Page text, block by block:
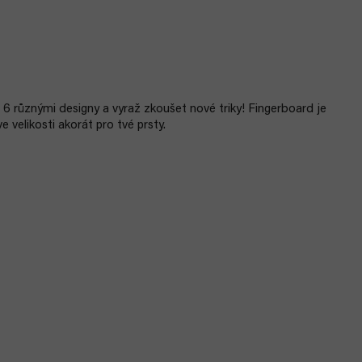
různými designy a vyraž zkoušet nové triky! Fingerboard je
velikosti akorát pro tvé prsty.